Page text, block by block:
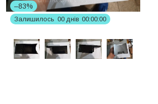
–83%
Залишилось 00 днів 00 00 00